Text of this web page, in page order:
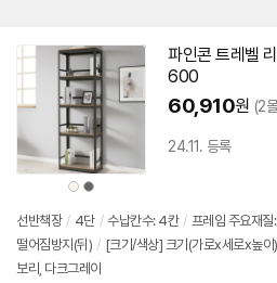
상
품
상
상
품
색
상
파인콘 트레벨
600
60,910원 (2
24.11. 등록
선반책장 / 4단 / 수납칸수: 4칸 / 프레임 주요재질:
떨어짐방지(뒤) / [크기/색상] 크기(가로x세로x높
보리, 다크그레이